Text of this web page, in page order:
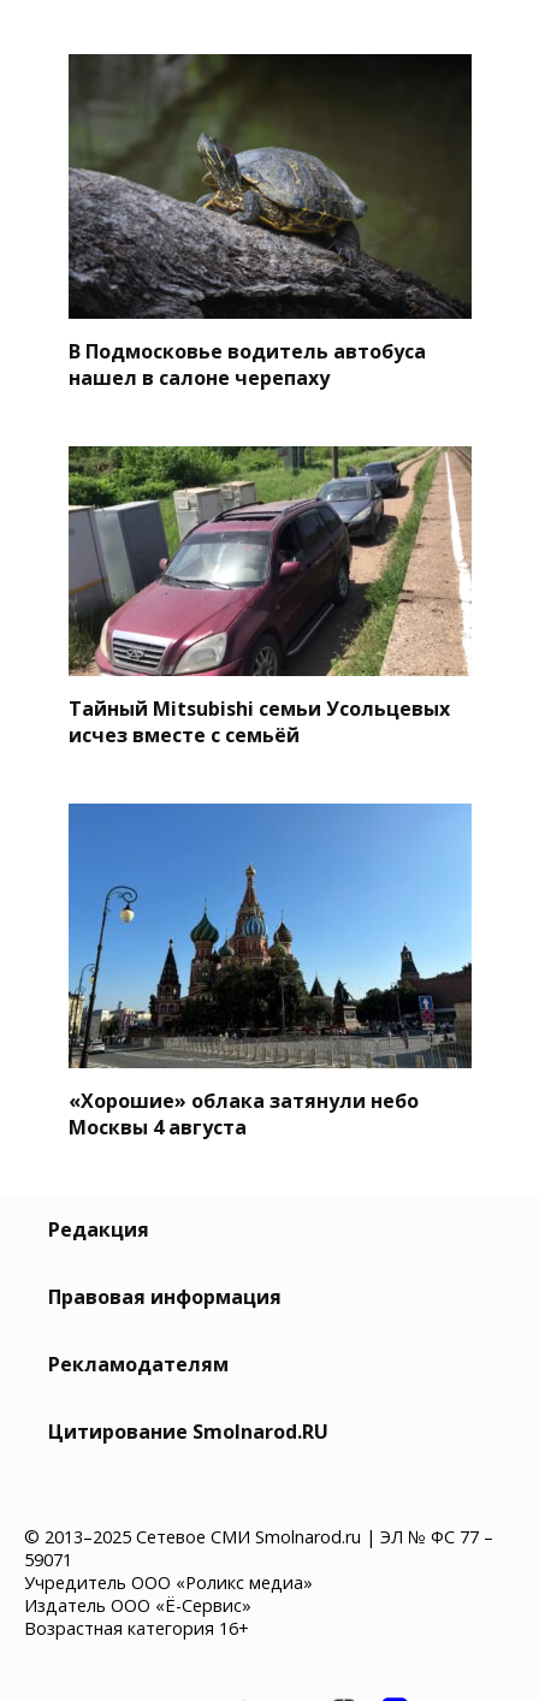
В Подмосковье водитель автобуса
нашел в салоне черепаху
Тайный Mitsubishi семьи Усольцевых
исчез вместе с семьёй
«Хорошие» облака затянули небо
Москвы 4 августа
Редакция
Правовая информация
Рекламодателям
Цитирование Smolnarod.RU
© 2013–2025 Сетевое СМИ Smolnarod.ru | ЭЛ № ФС 77 –
59071
Учредитель ООО «Роликс медиа»
Издатель ООО «Ё-Сервис»
Возрастная категория 16+